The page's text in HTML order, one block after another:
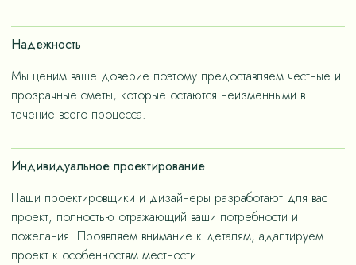
счет дизайнерских решений, ориентированных на
«медленную моду».
Надежность
Мы ценим ваше доверие поэтому предоставляем честные и
прозрачные сметы, которые остаются неизменными в
течение всего процесса.
Индивидуальное проектирование
Наши проектировщики и дизайнеры разработают для вас
проект, полностью отражающий ваши потребности и
пожелания. Проявляем внимание к деталям, адаптируем
проект к особенностям местности.